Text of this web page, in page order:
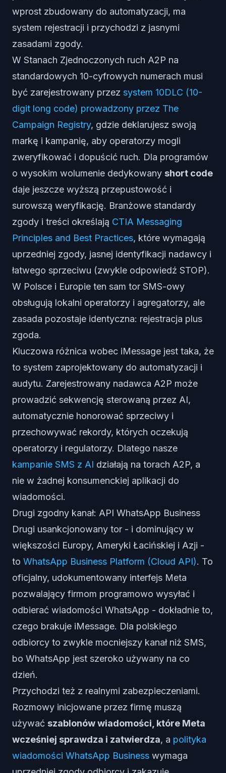
wprost zbudowany do automatyzacji, ma
system rejestracji i przychodzi z jasnymi
zasadami zgody.
W Stanach Zjednoczonych ruch A2P na
standardowych 10-cyfrowych numerach musi
być zarejestrowany przez system 10DLC (10-
digit long code) prowadzony przez The
Campaign Registry, gdzie deklarujesz swoją
markę i kampanię, aby operatorzy mogli
zweryfikować i dopuścić ruch. Dla programów
o wysokim wolumenie dedykowany short code
daje jeszcze wyższą przepustowość i
surowszą weryfikację. Branżowe standardy
zgody i treści określają CTIA Messaging
Principles and Best Practices, które wymagają
uprzedniej zgody, jasnej identyfikacji nadawcy i
łatwego sprzeciwu (zwykle odpowiedź STOP).
W Polsce i Europie ten sam tor SMS-owy
obsługują lokalni operatorzy i agregatorzy, ale
zasada pozostaje identyczna: rejestracja plus
zgoda.
Kluczowa różnica wobec iMessage jest taka, że
to system zaprojektowany do automatyzacji i
audytu. Zarejestrowany nadawca A2P może
prowadzić sekwencję sterowaną przez AI,
automatycznie honorować sprzeciwy i
przechowywać rekordy, których oczekują
operatorzy i regulatorzy. Dlatego nasze
kampanie SMS z AI działają na torach A2P, a
nie w żadnej konsumenckiej aplikacji do
wiadomości.
Drugi zgodny kanał: API WhatsApp Business
Drugi usankcjonowany tor - i dominujący w
większości Europy, Ameryki Łacińskiej i Azji -
to WhatsApp Business Platform (Cloud API). To
oficjalny, udokumentowany interfejs Meta
pozwalający firmom programowo wysyłać i
odbierać wiadomości WhatsApp - dokładnie to,
czego brakuje iMessage. Dla polskiego
odbiorcy to zwykle mocniejszy kanał niż SMS,
bo WhatsApp jest szeroko używany na co
dzień.
Przychodzi też z realnymi zabezpieczeniami.
Rozmowy inicjowane przez firmę muszą
używać szablonów wiadomości, które Meta
wcześniej sprawdza i zatwierdza, a polityka
wiadomości WhatsApp Business wymaga